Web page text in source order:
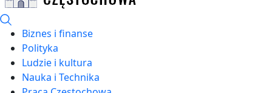
Biznes i finanse
Polityka
Ludzie i kultura
Nauka i Technika